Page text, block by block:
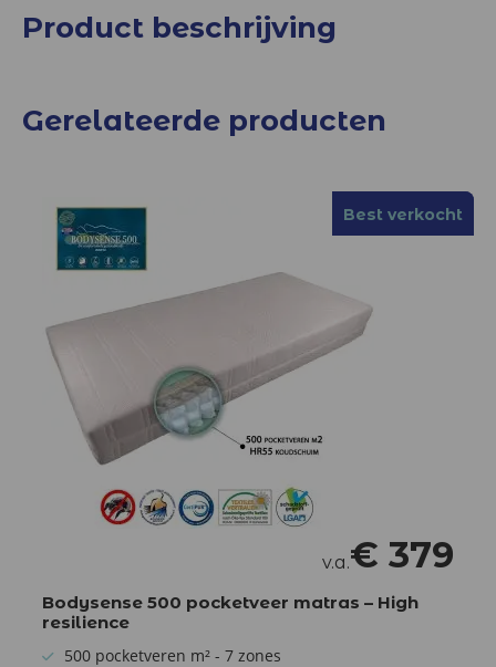
Product beschrijving
Gerelateerde producten
Best verkocht
Best verkocht
v.a.€ 379
Bodysense 500 pocketveer matras – High
resilience
500 pocketveren m² - 7 zones